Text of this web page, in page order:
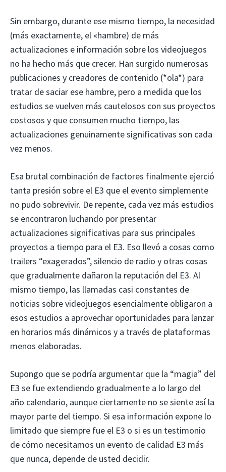
Sin embargo, durante ese mismo tiempo, la necesidad
(más exactamente, el «hambre) de más
actualizaciones e información sobre los videojuegos
no ha hecho más que crecer. Han surgido numerosas
publicaciones y creadores de contenido (*ola*) para
tratar de saciar ese hambre, pero a medida que los
estudios se vuelven más cautelosos con sus proyectos
costosos y que consumen mucho tiempo, las
actualizaciones genuinamente significativas son cada
vez menos.
Esa brutal combinación de factores finalmente ejerció
tanta presión sobre el E3 que el evento simplemente
no pudo sobrevivir. De repente, cada vez más estudios
se encontraron luchando por presentar
actualizaciones significativas para sus principales
proyectos a tiempo para el E3. Eso llevó a cosas como
trailers “exagerados”, silencio de radio y otras cosas
que gradualmente dañaron la reputación del E3. Al
mismo tiempo, las llamadas casi constantes de
noticias sobre videojuegos esencialmente obligaron a
esos estudios a aprovechar oportunidades para lanzar
en horarios más dinámicos y a través de plataformas
menos elaboradas.
Supongo que se podría argumentar que la “magia” del
E3 se fue extendiendo gradualmente a lo largo del
año calendario, aunque ciertamente no se siente así la
mayor parte del tiempo. Si esa información expone lo
limitado que siempre fue el E3 o si es un testimonio
de cómo necesitamos un evento de calidad E3 más
que nunca, depende de usted decidir.